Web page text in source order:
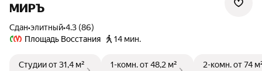
МИРЪ
Сдан•элитный•4.3 (86)
Площадь Восстания
14 мин.
Студииот 31,4 м²
1-комн.от 48,2 м²
2-комн.от 74